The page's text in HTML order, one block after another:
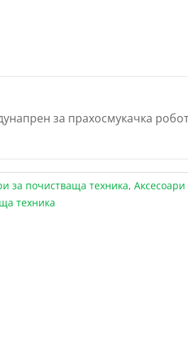
за прахосмукачка
за почистваща техника,
техника